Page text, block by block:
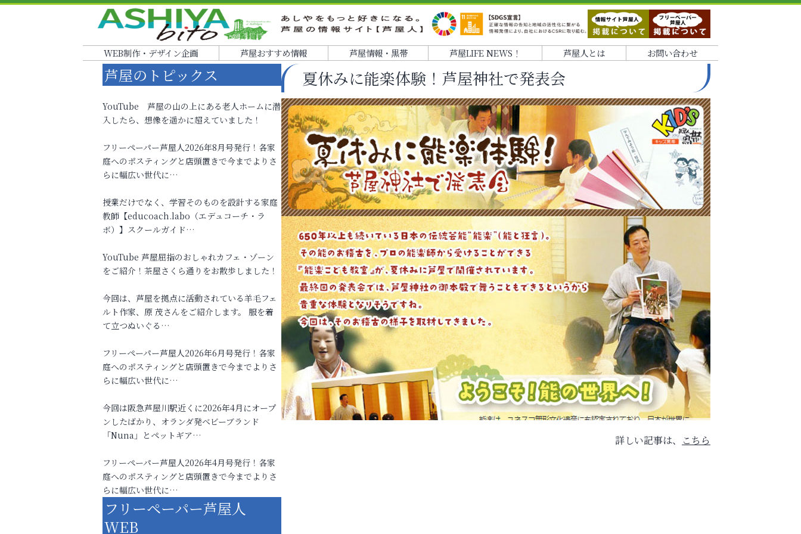
WEB制作・デザイン企画 芦屋おすすめ情報 芦屋情報・黒帯 芦屋LIFE NEWS！ 芦屋人とは お問い合わせ
夏休みに能楽体験！芦屋神社で発表会
詳しい記事は、 こちら
芦屋のトピックス
YouTube 芦屋の山の上にある老人ホームに潜
入したら、想像を遥かに超えていました！
フリーペーパー芦屋人2026年8月号発行！各家
庭へのポスティングと店頭置きで今までよりさ
らに幅広い世代に…
授業だけでなく、学習そのものを設計する家庭
教師【educoach.labo（エデュコーチ・ラ
ボ）】スクールガイド…
YouTube 芦屋屈指のおしゃれカフェ・ゾーン
をご紹介！茶屋さくら通りをお散歩しました！
今回は、芦屋を拠点に活動されている羊毛フェ
ルト作家、原 茂さんをご紹介します。 服を着
て立つぬいぐる…
フリーペーパー芦屋人2026年6月号発行！各家
庭へのポスティングと店頭置きで今までよりさ
らに幅広い世代に…
今回は阪急芦屋川駅近くに2026年4月にオープ
ンしたばかり、オランダ発ベビーブランド
「Nuna」とペットギア…
フリーペーパー芦屋人2026年4月号発行！各家
庭へのポスティングと店頭置きで今までよりさ
らに幅広い世代に…
フリーペーパー芦屋人
WEB